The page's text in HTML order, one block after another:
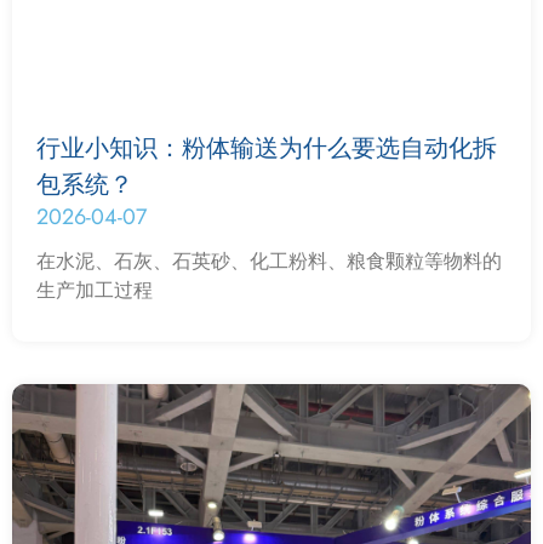
行业小知识：粉体输送为什么要选自动化拆
包系统？
2026-04-07
在水泥、石灰、石英砂、化工粉料、粮食颗粒等物料的
生产加工过程